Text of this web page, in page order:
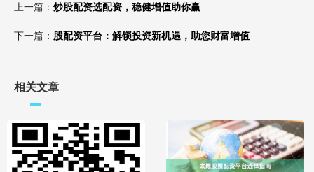
上一篇： 炒股配资选配资，稳健增值助你赢
下一篇： 股配资平台：解锁投资新机遇，助您财富增值
相关文章